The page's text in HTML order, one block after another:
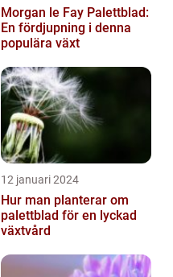
Morgan le Fay Palettblad:
En fördjupning i denna
populära växt
12 januari 2024
Hur man planterar om
palettblad för en lyckad
växtvård